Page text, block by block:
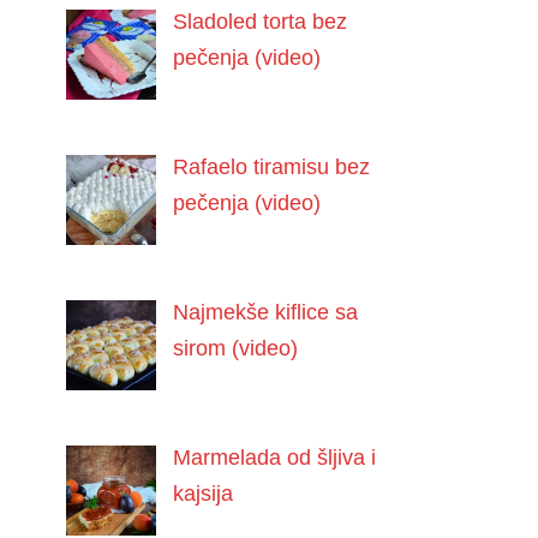
Sladoled torta bez
pečenja (video)
Rafaelo tiramisu bez
pečenja (video)
Najmekše kiflice sa
sirom (video)
Marmelada od šljiva i
kajsija